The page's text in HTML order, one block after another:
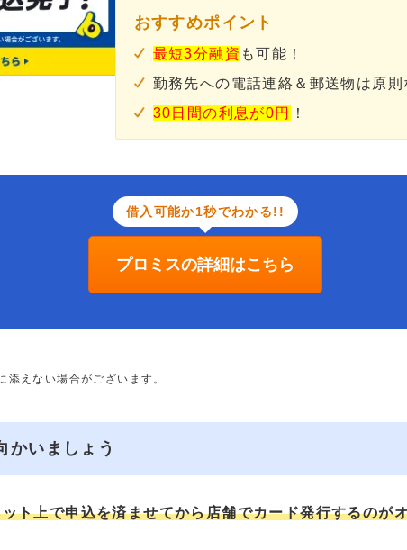
おすすめポイント
最短3分融資 も可能！
勤務先への電話連絡＆郵送物は原則
30日間の利息が0円
！
借入可能か1秒でわかる!!
プロミスの詳細はこちら
えない場合がございます。
かいましょう
ト上で申込を済ませてから店舗でカード発行するのが